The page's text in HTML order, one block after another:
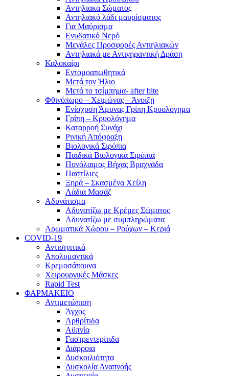
Αντηλιακα Σώματος
Αντηλιακό λάδι μαυρίσματος
Για Μαύρισμα
Ενυδατικό Νερό
Μεγάλες Προσφορές Αντιηλιακών
Αντηλιακά με Αντιγηραντική Δράση
Καλοκαίρι
Εντομοαπωθητικά
Μετά τον Ήλιο
Μετά το τσίμπημα- after bite
Φθινόπωρο – Χειμώνας – Άνοιξη
Ενίσχυση Άμυνας Γρίπη Κρυολόγημα
Γρίπη – Κρυολόγημα
Καταρροή Συνάχι
Ρινική Απόφραξη
Βιολογικά Σιρόπια
Παιδικά Βιολογικά Σιρόπια
Πονόλαιμος Βήχας Βραχνάδα
Παστίλιες
Ξηρά – Σκασμένα Χείλη
Λάδια Μασάζ
Αδυνάτισμα
Αδυνατίζω με Κρέμες Σώματος
Αδυνατίζω με συμπληρώματα
Αρωματικά Χώρου – Ρούχων – Κεριά
COVID-19
Αντισηπτικά
Απολυμαντικά
Κρεμοσάπουνα
Χειρουργικές Μάσκες
Rapid Test
ΦΑΡΜΑΚΕΙΟ
Αντιμετώπιση
Άγχος
Αρθρίτιδα
Αϋπνία
Γαστρεντερίτιδα
Διάρροια
Δυσκοιλιότητα
Δυσκολία Αναπνοής